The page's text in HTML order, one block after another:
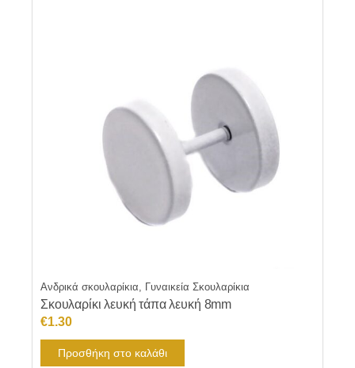
Ανδρικά σκουλαρίκια, Γυναικεία Σκουλαρίκια
Σκουλαρίκι λευκή τάπα λευκή 8mm
€1.30
Προσθήκη στο καλάθι